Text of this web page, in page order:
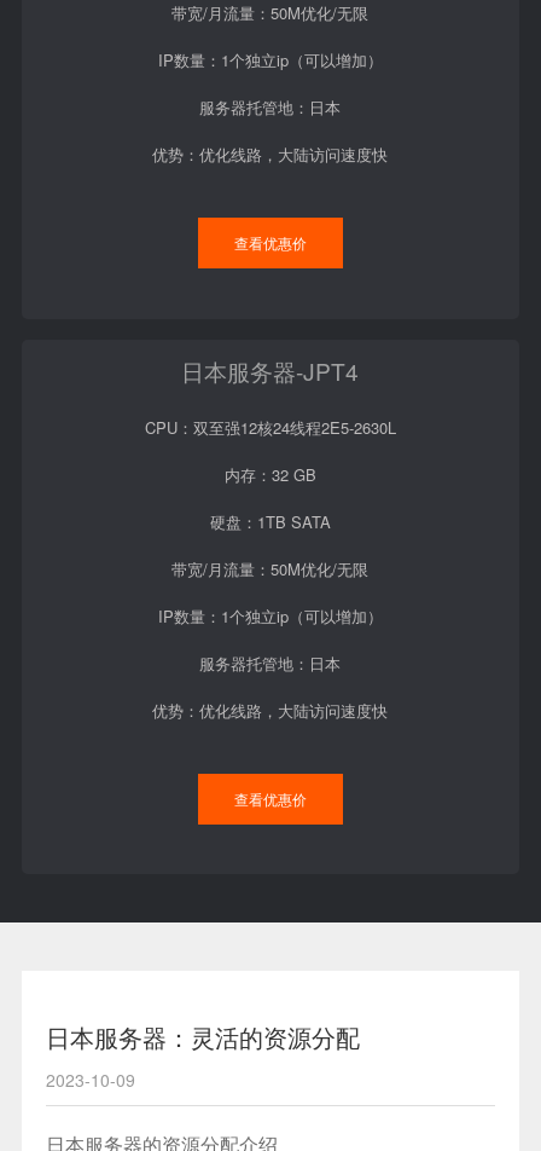
带宽/月流量：50M优化/无限
IP数量：1个独立ip（可以增加）
服务器托管地：日本
优势：优化线路，大陆访问速度快
查看优惠价
日本服务器-JPT4
CPU：双至强12核24线程2E5-2630L
内存：32 GB
硬盘：1TB SATA
带宽/月流量：50M优化/无限
IP数量：1个独立ip（可以增加）
服务器托管地：日本
优势：优化线路，大陆访问速度快
查看优惠价
日本服务器：灵活的资源分配
2023-10-09
日本服务器的资源分配介绍